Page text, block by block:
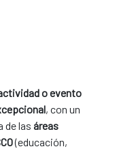
o evento
, con un
de las áreas
(educación,